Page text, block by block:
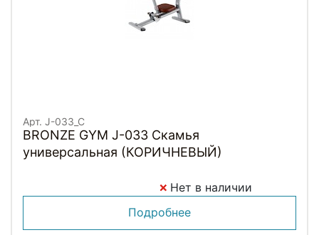
Арт. J-033_C
BRONZE GYM J-033 Скамья
универсальная (КОРИЧНЕВЫЙ)
Нет в наличии
Подробнее